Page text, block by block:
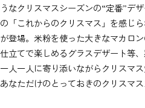
うなクリスマスシーズンの“定番”デ
の「これからのクリスマス」を感じ
が登場。米粉を使った大きなマカロ
仕立てで楽しめるグラスデザート等
一人一人に寄り添いながらクリスマス
あなただけのとっておきのクリスマ